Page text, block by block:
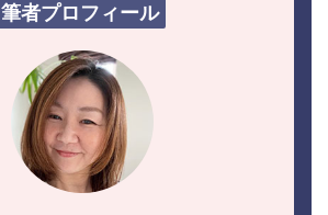
筆者プロフィール